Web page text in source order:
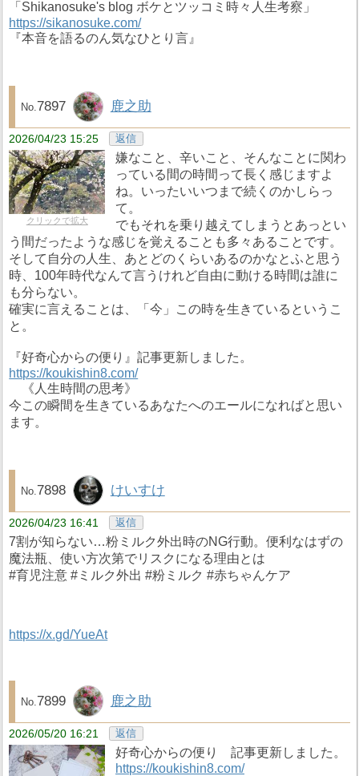
「Shikanosuke's blog ボケとツッコミ時々人生考察」
https://sikanosuke.com/
『本音を語るのん気なひとり言』
7897 鹿之助
2026/04/23 15:25 返信
クリックで拡大
嫌なこと、辛いこと、そんなことに関わ
っている間の時間って長く感じますよ
ね。いったいいつまで続くのかしらっ
て。
でもそれを乗り越えてしまうとあっとい
う間だったような感じを覚えることも多々あることです。
そして自分の人生、あとどのくらいあるのかなとふと思う
時、100年時代なんて言うけれど自由に動ける時間は誰に
も分らない。
確実に言えることは、「今」この時を生きているというこ
と。
『好奇心からの便り』記事更新しました。
https://koukishin8.com/
《人生時間の思考》
今この瞬間を生きているあなたへのエールになればと思い
ます。
7898 けいすけ
2026/04/23 16:41 返信
7割が知らない…粉ミルク外出時のNG行動。便利なはずの
魔法瓶、使い方次第でリスクになる理由とは
#育児注意 #ミルク外出 #粉ミルク #赤ちゃんケア
https://x.gd/YueAt
7899 鹿之助
2026/05/20 16:21 返信
好奇心からの便り 記事更新しました。
https://koukishin8.com/